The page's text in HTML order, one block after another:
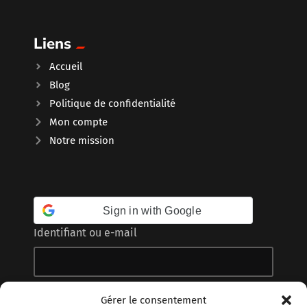
Gérer le consentement
Liens
Accueil
Blog
Politique de confidentialité
Mon compte
Notre mission
Sign in with Google
Identifiant ou e-mail